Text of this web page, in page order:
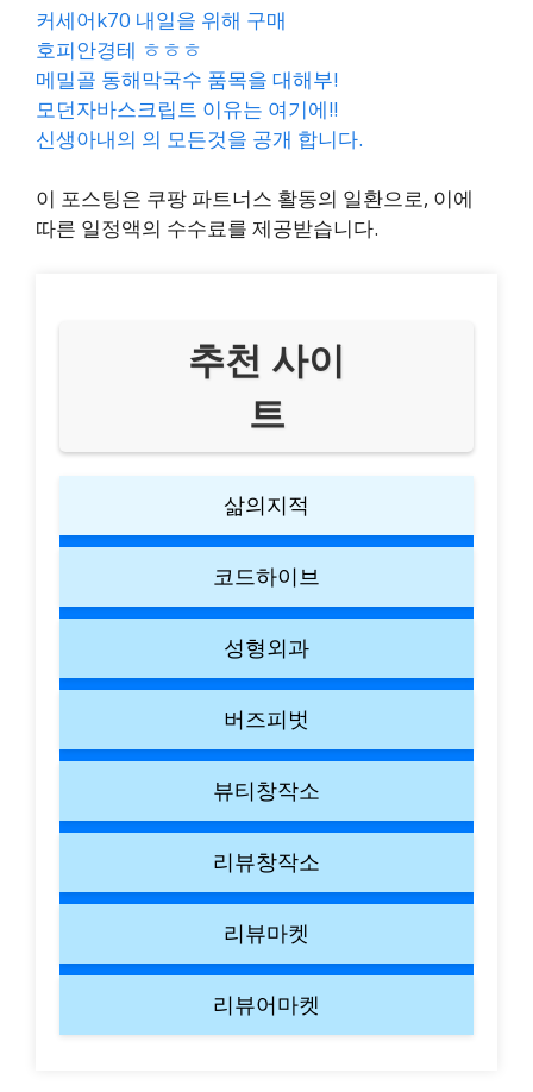
커세어k70 내일을 위해 구매
호피안경테 ㅎㅎㅎ
메밀골 동해막국수 품목을 대해부!
모던자바스크립트 이유는 여기에!!
신생아내의 의 모든것을 공개 합니다.
이 포스팅은 쿠팡 파트너스 활동의 일환으로, 이에
따른 일정액의 수수료를 제공받습니다.
추천 사이
트
삶의지적
코드하이브
성형외과
버즈피벗
뷰티창작소
리뷰창작소
리뷰마켓
리뷰어마켓